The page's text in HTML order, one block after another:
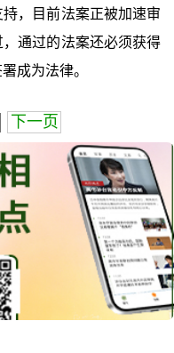
，目前法案正被加速审
通过的法案还必须获得
成为法律。
下一页